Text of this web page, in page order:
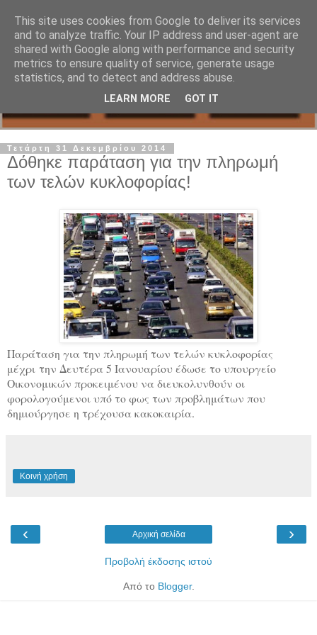
Τετάρτη 31 Δεκεμβρίου 2014
Δόθηκε παράταση για την πληρωμή
των τελών κυκλοφορίας!
Παράταση για την πληρωμή των τελών κυκλοφορίας
μέχρι την Δευτέρα 5 Ιανουαρίου έδωσε το υπουργείο
Οικονομικών προκειμένου να διευκολυνθούν οι
φορολογούμενοι υπό το φως των προβλημάτων που
δημιούργησε η τρέχουσα κακοκαιρία.
Κοινή χρήση
‹ ›
Αρχική σελίδα
Προβολή έκδοσης ιστού
Από το Blogger.
This site uses cookies from Google to deliver its services
and to analyze traffic. Your IP address and user-agent are
shared with Google along with performance and security
metrics to ensure quality of service, generate usage
statistics, and to detect and address abuse.
LEARN MORE GOT IT